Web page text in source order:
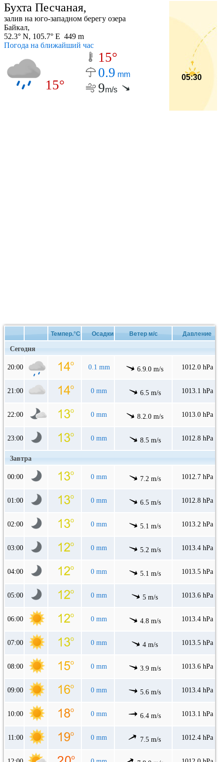
Бухта Песчаная,
залив на юго-западном берегу озера
Байкал,
52.3° N, 105.7° E 449 m
Погода на ближайший час
15°
15°
0.9 mm
9m/s
05:30
Темпер.°C Осадки Ветер м/с Давление
Сегодня
20:00 0.1 mm 6.9.0 m/s 1012.0 hPa
21:00 0 mm 6.5 m/s 1013.1 hPa
22:00 0 mm 8.2.0 m/s 1013.0 hPa
23:00 0 mm 8.5 m/s 1012.8 hPa
Завтра
00:00 0 mm 7.2 m/s 1012.7 hPa
01:00 0 mm 6.5 m/s 1012.8 hPa
02:00 0 mm 5.1 m/s 1013.2 hPa
03:00 0 mm 5.2 m/s 1013.4 hPa
04:00 0 mm 5.1 m/s 1013.5 hPa
05:00 0 mm 5 m/s 1013.6 hPa
06:00 0 mm 4.8 m/s 1013.4 hPa
07:00 0 mm 4 m/s 1013.5 hPa
08:00 0 mm 3.9 m/s 1013.6 hPa
09:00 0 mm 5.6 m/s 1013.4 hPa
10:00 0 mm 6.4 m/s 1013.1 hPa
11:00 0 mm 7.5 m/s 1012.4 hPa